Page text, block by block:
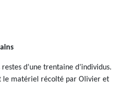
d’une trentaine d’individus.
le matériel récolté par Olivier et